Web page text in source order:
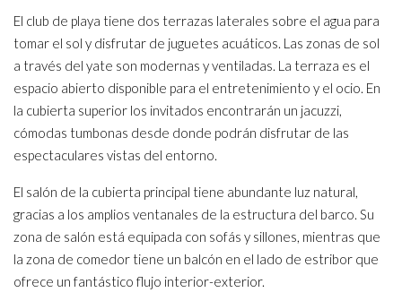
El club de playa tiene dos terrazas laterales sobre el agua para
tomar el sol y disfrutar de juguetes acuáticos. Las zonas de sol
a través del yate son modernas y ventiladas. La terraza es el
espacio abierto disponible para el entretenimiento y el ocio. En
la cubierta superior los invitados encontrarán un jacuzzi,
cómodas tumbonas desde donde podrán disfrutar de las
espectaculares vistas del entorno.
El salón de la cubierta principal tiene abundante luz natural,
gracias a los amplios ventanales de la estructura del barco. Su
zona de salón está equipada con sofás y sillones, mientras que
la zona de comedor tiene un balcón en el lado de estribor que
ofrece un fantástico flujo interior-exterior.